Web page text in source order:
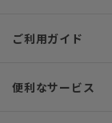
ご利用ガイド
便利なサービス